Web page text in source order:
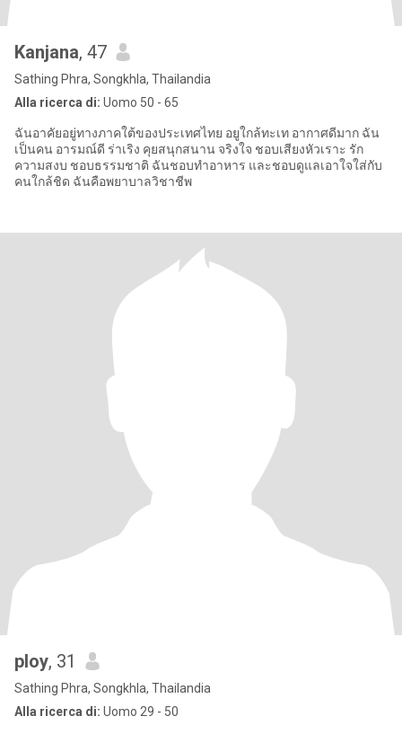
Kanjana, 47
Sathing Phra, Songkhla, Thailandia
Alla ricerca di: Uomo 50 - 65
ฉันอาคัยอยู่ทางภาคใต้ของประเทศไทย อยูใกล้ทะเท อากาศดีมาก ฉัน
เป็นคน อารมณ์ดี ร่าเริง คุยสนุกสนาน จริงใจ ชอบเสียงหัวเราะ รัก
ความสงบ ชอบธรรมชาติ ฉันชอบทำอาหาร และชอบดูแลเอาใจใส่กับ
คนใกล้ชิด ฉันคือพยาบาลวิชาชีพ
ploy, 31
Sathing Phra, Songkhla, Thailandia
Alla ricerca di: Uomo 29 - 50